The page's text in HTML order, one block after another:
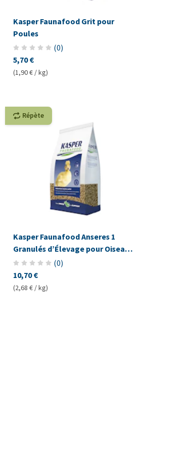
Kasper Faunafood Grit pour
Poules
(0)
5,70 €
(1,90 € / kg)
Répète
Kasper Faunafood Anseres 1
Granulés d’Élevage pour Oiseaux
d’Eau
(0)
10,70 €
(2,68 € / kg)